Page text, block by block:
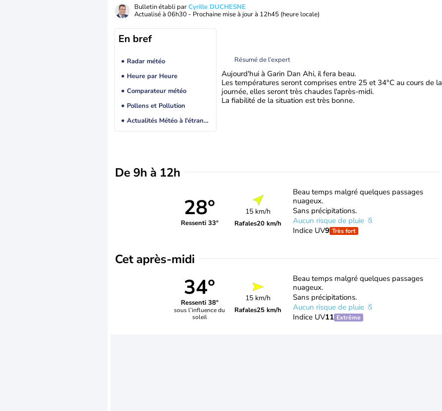
Bulletin établi parCyrille DUCHESNE
Actualisé à 06h30 - Prochaine mise à jour à 12h45 (heure locale)
En bref
Radar météo
Heure par Heure
Comparateur météo
Pollens et Pollution
Actualités Météo à l'étranger
Résumé de l’expert
Aujourd'hui à Garin Dan Ahi, il fera beau.
Les températures seront comprises entre 25 et 34°C au cours de la
journée, elles seront très chaudes l'après-midi.
La fiabilité de la situation est très bonne.
De 9h à 12h
28°
Ressenti 33°
15 km/h
Rafales20 km/h
Beau temps malgré quelques passages
nuageux.
Sans précipitations.
Aucun risque de pluie
Indice UV9 Très fort
Cet après-midi
34°
Ressenti 38°
sous l’influence du
soleil
15 km/h
Rafales25 km/h
Beau temps malgré quelques passages
nuageux.
Sans précipitations.
Aucun risque de pluie
Indice UV11 Extrême